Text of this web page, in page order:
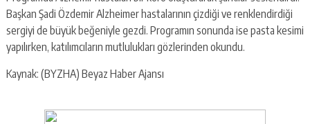
Başkan Şadi Özdemir Alzheimer hastalarının çizdiği ve renklendirdiği
sergiyi de büyük beğeniyle gezdi. Programın sonunda ise pasta kesimi
yapılırken, katılımcıların mutlulukları gözlerinden okundu.
Kaynak: (BYZHA) Beyaz Haber Ajansı